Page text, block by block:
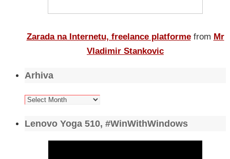
Zarada na Internetu, freelance platforme from Mr
Vladimir Stankovic
Arhiva
Arhiva
Lenovo Yoga 510, #WinWithWindows